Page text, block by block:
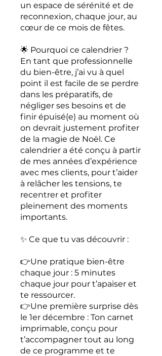
un espace de sérénité et de
reconnexion, chaque jour, au
cœur de ce mois de fêtes.
🌟 Pourquoi ce calendrier ?
En tant que professionnelle
du bien-être, j’ai vu à quel
point il est facile de se perdre
dans les préparatifs, de
négliger ses besoins et de
finir épuisé(e) au moment où
on devrait justement profiter
de la magie de Noël. Ce
calendrier a été conçu à partir
de mes années d’expérience
avec mes clients, pour t’aider
à relâcher les tensions, te
recentrer et profiter
pleinement des moments
importants.
✨ Ce que tu vas découvrir :
👉Une pratique bien-être
chaque jour : 5 minutes
chaque jour pour t’apaiser et
te ressourcer.
👉Une première surprise dès
le 1er décembre : Ton carnet
imprimable, conçu pour
t’accompagner tout au long
de ce programme et te